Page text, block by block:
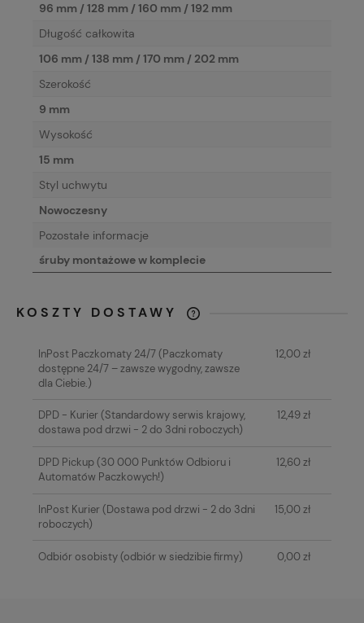
96 mm / 128 mm / 160 mm / 192 mm
Długość całkowita
106 mm / 138 mm / 170 mm / 202 mm
Szerokość
9 mm
Wysokość
15 mm
Styl uchwytu
Nowoczesny
Pozostałe informacje
śruby montażowe w komplecie
KOSZTY DOSTAWY
KOSZTÓW PŁATNOŚCI
InPost Paczkomaty 24/7(Paczkomaty
dostępne 24/7 – zawsze wygodny, zawsze
dla Ciebie.)
12,00 zł
DPD - Kurier(Standardowy serwis krajowy,
dostawa pod drzwi - 2 do 3dni roboczych)
12,49 zł
DPD Pickup(30 000 Punktów Odbioru i
Automatów Paczkowych!)
12,60 zł
InPost Kurier(Dostawa pod drzwi - 2 do 3dni
roboczych)
15,00 zł
Odbiór osobisty(odbiór w siedzibie firmy) 0,00 zł